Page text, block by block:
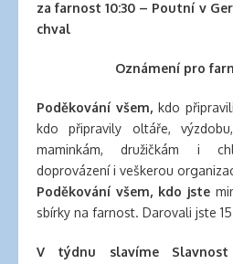
za farnost 10:30 – Poutní v
chval
Oznámení pro
Poděkování všem, kdo
kdo připravily oltáře,
maminkám, družičkám i
doprovázení i veškerou
Poděkování všem, kdo jste
sbírky na farnost. Darovali jste
V týdnu slavíme Slavnost